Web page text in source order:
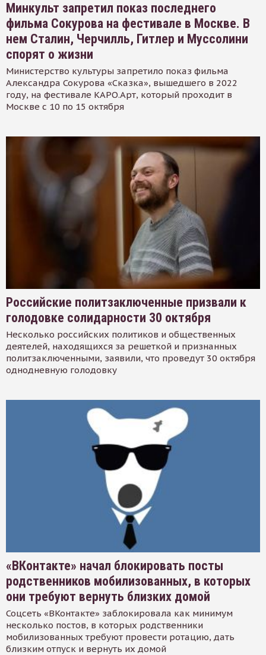
Минкульт запретил показ последнего
фильма Сокурова на фестивале в Москве. В
нем Сталин, Черчилль, Гитлер и Муссолини
спорят о жизни
Министерство культуры запретило показ фильма
Александра Сокурова «Сказка», вышедшего в 2022
году, на фестивале КАРО.Арт, который проходит в
Москве с 10 по 15 октября
Российские политзаключенные призвали к
голодовке солидарности 30 октября
Несколько российских политиков и общественных
деятелей, находящихся за решеткой и признанных
политзаключенными, заявили, что проведут 30 октября
однодневную голодовку
«ВКонтакте» начал блокировать посты
родственников мобилизованных, в которых
они требуют вернуть близких домой
Соцсеть «ВКонтакте» заблокировала как минимум
несколько постов, в которых родственники
мобилизованных требуют провести ротацию, дать
близким отпуск и вернуть их домой